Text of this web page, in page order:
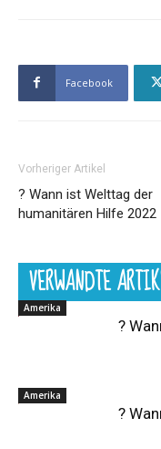
Facebook
Vorheriger Artikel
? Wann ist Welttag der
humanitären Hilfe 2022
VERWANDTE
Amerika
?
Amerika
?